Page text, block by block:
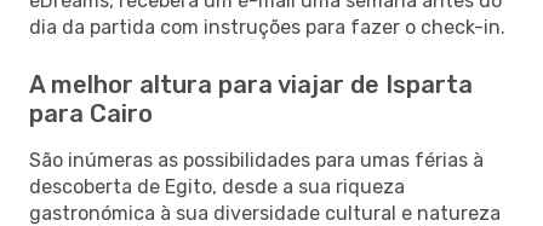
dia da partida com instruções para fazer o check-in.
A melhor altura para viajar de Isparta
para Cairo
São inúmeras as possibilidades para umas férias à
descoberta de Egito, desde a sua riqueza
gastronómica à sua diversidade cultural e natureza